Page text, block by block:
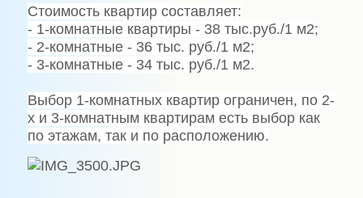
Стоимость квартир составляет:
- 1-комнатные квартиры - 38 тыс.руб./1 м2;
- 2-комнатные - 36 тыс. руб./1 м2;
- 3-комнатные - 34 тыс. руб./1 м2.
Выбор 1-комнатных квартир ограничен, по 2-
х и 3-комнатным квартирам есть выбор как
по этажам, так и по расположению.